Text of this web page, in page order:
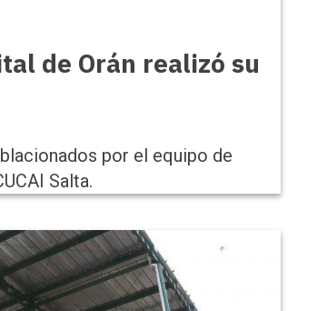
de Orán realizó su
por el equipo de
Salta.